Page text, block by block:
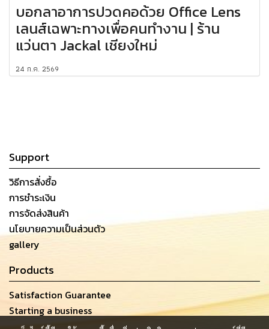
บอกลาอาการปวดคอด้วย Office Lens
เลนส์เฉพาะทางเพื่อคนทำงาน | ร้าน
แว่นตา Jackal เชียงใหม่
24 ก.ค. 2569
Support
วิธีการสั่งซื้อ
การชำระเงิน
การจัดส่งสินค้า
นโยบายความเป็นส่วนตัว
gallery
Products
Satisfaction Guarantee
Starting a business